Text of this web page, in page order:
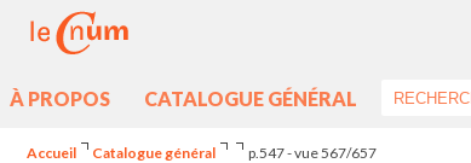
À PROPOS CATALOGUE GÉNÉRAL
Accueil Catalogue général p.547 - vue 567/657